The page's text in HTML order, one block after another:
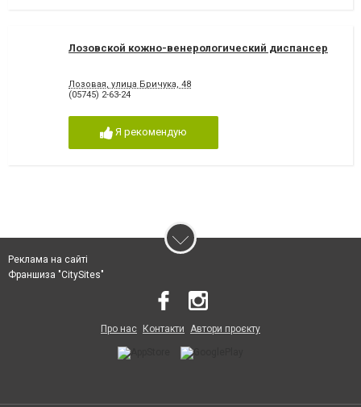
Лозовской кожно-венерологический диспансер
Лозовая, улица Бричука, 48
(05745) 2-63-24
Я рекомендую
Реклама на сайті
Франшиза "CitySites"
Про нас Контакти Автори проєкту